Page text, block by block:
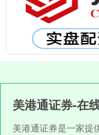
美港通证券-在
美港通证券是一家提